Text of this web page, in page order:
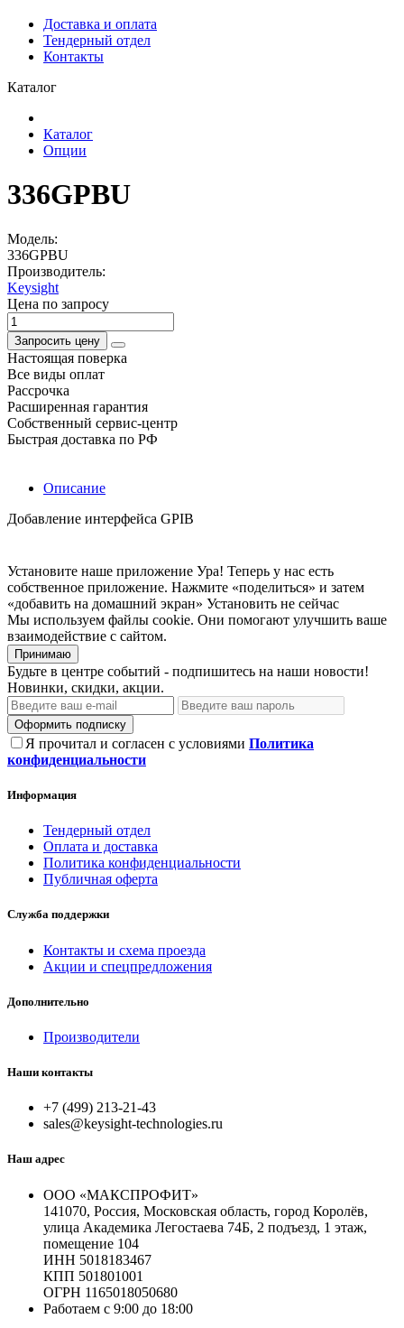
Доставка и оплата
Тендерный отдел
Контакты
Каталог
Каталог
Опции
336GPBU
Модель:
336GPBU
Производитель:
Keysight
Цена по запросу
Запросить цену
Настоящая поверка
Все виды оплат
Рассрочка
Расширенная гарантия
Собственный сервис-центр
Быстрая доставка по РФ
Описание
Добавление интерфейса GPIB
Установите наше приложение Ура! Теперь у нас есть
собственное приложение. Нажмите «поделиться» и затем
«добавить на домашний экран» Установить не сейчас
Мы используем файлы cookie. Они помогают улучшить ваше
взаимодействие с сайтом.
Принимаю
Будьте в центре событий - подпишитесь на наши новости!
Новинки, скидки, акции.
Оформить подписку
Я прочитал и согласен с условиями Политика
конфиденциальности
Информация
Тендерный отдел
Оплата и доставка
Политика конфиденциальности
Публичная оферта
Служба поддержки
Контакты и схема проезда
Акции и спецпредложения
Дополнительно
Производители
Наши контакты
+7 (499) 213-21-43
sales@keysight-technologies.ru
Наш адрес
ООО «МАКСПРОФИТ»
141070, Россия, Московская область, город Королёв,
улица Академика Легостаева 74Б, 2 подъезд, 1 этаж,
помещение 104
ИНН 5018183467
КПП 501801001
ОГРН 1165018050680
Работаем с 9:00 до 18:00